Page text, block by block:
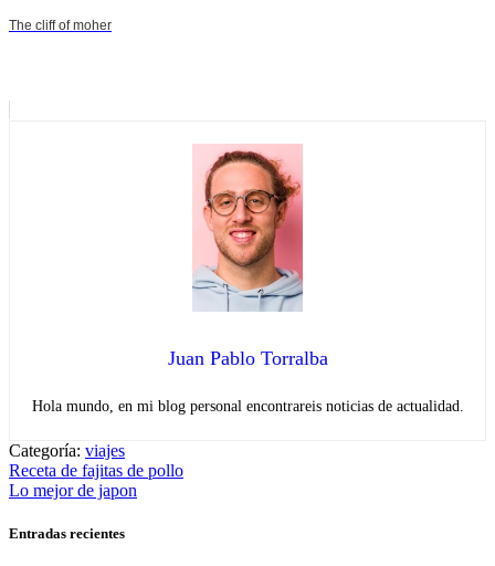
The cliff of moher
Juan Pablo Torralba
Hola mundo, en mi blog personal encontrareis noticias de actualidad.
Categoría: viajes
Navegación
de
entradas
Entrada
anterior:
Receta de fajitas de pollo
Entrada
Lo mejor de japon
Entradas recientes